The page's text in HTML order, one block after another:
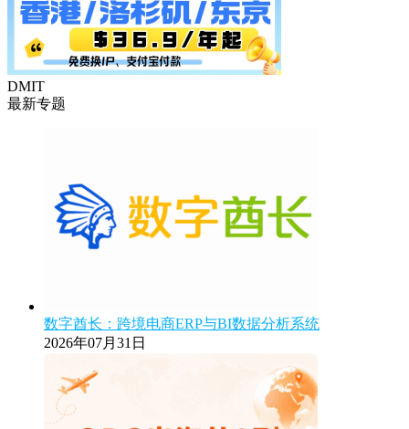
DMIT
最新专题
数字酋长：跨境电商ERP与BI数据分析系统
2026年07月31日